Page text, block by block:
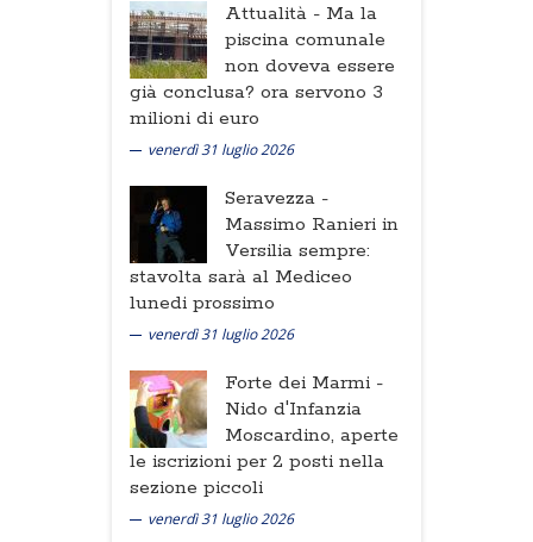
Attualità - Ma la
piscina comunale
non doveva essere
già conclusa? ora servono 3
milioni di euro
venerdì 31 luglio 2026
Seravezza -
Massimo Ranieri in
Versilia sempre:
stavolta sarà al Mediceo
lunedi prossimo
venerdì 31 luglio 2026
Forte dei Marmi -
Nido d'Infanzia
Moscardino, aperte
le iscrizioni per 2 posti nella
sezione piccoli
venerdì 31 luglio 2026